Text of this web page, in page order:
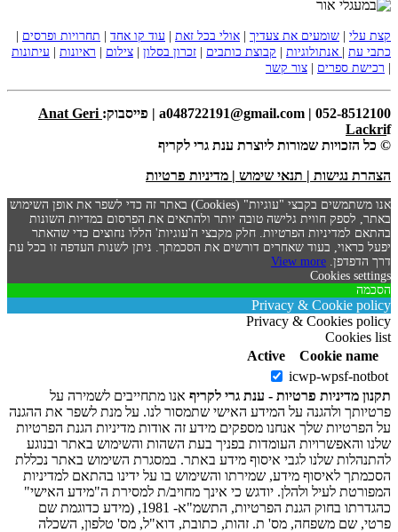
קצת עלי | שומעים את צעדיך | אולי בכל זאת | עוד קו אחד | תחרויות ופרסים |
כתבי עת | אנתולוגיות | קבוצת כותבים | זכרון בסלון | צילום | ראיונות | עיתונות
| רכישת ספרים | צור קשר
052-8512100 | a048722191@gmail.com | פייסבוק:
Anat Geri
Lackrif
© כל הזכויות שמורות ליוצרת ענת גרי לקריף
הצהרת נגישות | תנאי שימוש | מדיניות פרטיות
אנו משתמשים בקבצי "עוגיות" (Cookies) באתר זה כדי לשפר את אופן השימוש
באתר, לספק חווית גלישה טובה יותר ולהתאים את הפרסום במדיות השונות
בהתאם למדיניות הפרטיות. חלק מקבצי ה'עוגיות' הללו נחוצים כדי שהאתר
יפעל כראוי, בעוד שאחרים דורשים את הסכמתך. ניתן לשנות העדפה זו בכל עת
דרך הדפדפן. View more
Cookies settings
הסכמה
Privacy & Cookie policy
Privacy & Cookies policy
Cookies list
Cookie name
Active
icwp-wpsf-notbot
תקנון מדיניות פרטיות - ענת גרי לקריף אנו מתחייבים לשמירה על
פרטיותך ולהגנה על המידע האישי שתמסור לנו. על מנת לשפר את ההגנה
על הפרטיות שלך אנחנו מספקים מידע זה אודות מדיניות הגנת הפרטיות
שלנו והאפשרויות העומדות בפניך בעת השהות והשימוש באתר ובנוגע
להתנהלות שלנו לגבי איסוף מידע באתר. במסגרת השימוש באתר נכללת
הסכמתך לאיסוף מידע, שמירתו והשימוש בו על ידינו בהתאם למדיניות
המפורטת לעיל ולהלן. יודגש כי אינך מחויב/ת למסירת ה"מידע האישי"
כהגדרתו בחוק הגנת הפרטיות, התשמ"א- 1981, (מידע כדוגמת שם
פרטי, שם משפחה, מס' ת. זהות, כתובת, דוא"ל, מס' טלפון, השכלה